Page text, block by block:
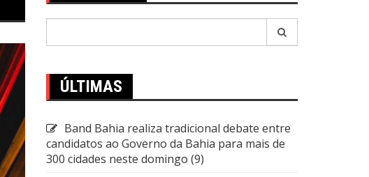
ÚLTIMAS
Band Bahia realiza tradicional debate entre
candidatos ao Governo da Bahia para mais de
300 cidades neste domingo (9)